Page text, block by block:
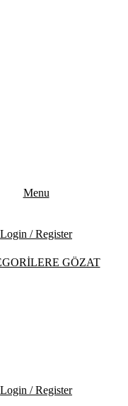
Menu
Login / Register
GÖZAT
Login / Register